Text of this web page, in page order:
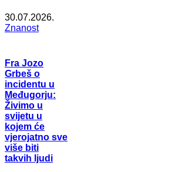
30.07.2026.
Znanost
Fra Jozo
Grbeš o
incidentu u
Međugorju:
Živimo u
svijetu u
kojem će
vjerojatno sve
više biti
takvih ljudi